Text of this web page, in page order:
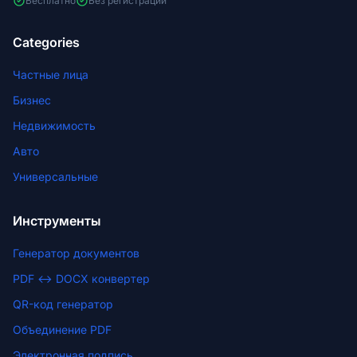
Categories
Частные лица
Бизнес
Недвижимость
Авто
Универсальные
Инструменты
Генератор документов
PDF ↔ DOCX конвертер
QR-код генератор
Объединение PDF